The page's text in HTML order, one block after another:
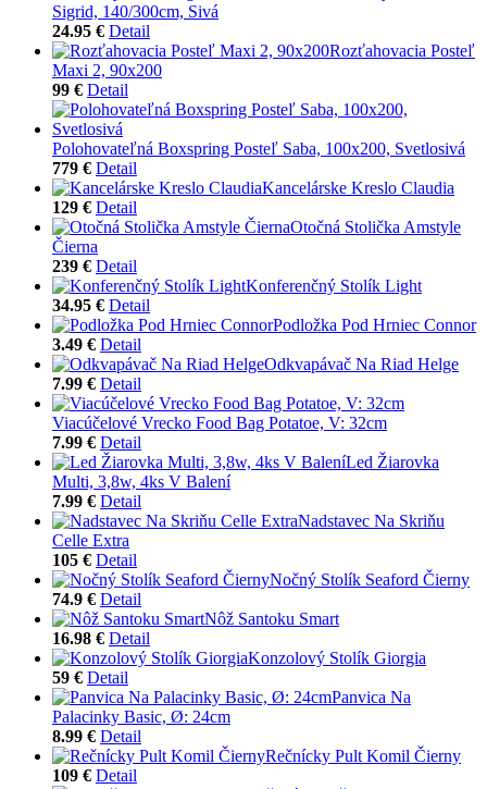
Sigrid, 140/300cm, Sivá
24.95 € Detail
Rozťahovacia Posteľ
Maxi 2, 90x200
99 € Detail
Polohovateľná Boxspring Posteľ Saba, 100x200, Svetlosivá
779 € Detail
Kancelárske Kreslo Claudia
129 € Detail
Otočná Stolička Amstyle
Čierna
239 € Detail
Konferenčný Stolík Light
34.95 € Detail
Podložka Pod Hrniec Connor
3.49 € Detail
Odkvapávač Na Riad Helge
7.99 € Detail
Viacúčelové Vrecko Food Bag Potatoe, V: 32cm
7.99 € Detail
Led Žiarovka
Multi, 3,8w, 4ks V Balení
7.99 € Detail
Nadstavec Na Skriňu
Celle Extra
105 € Detail
Nočný Stolík Seaford Čierny
74.9 € Detail
Nôž Santoku Smart
16.98 € Detail
Konzolový Stolík Giorgia
59 € Detail
Panvica Na
Palacinky Basic, Ø: 24cm
8.99 € Detail
Rečnícky Pult Komil Čierny
109 € Detail